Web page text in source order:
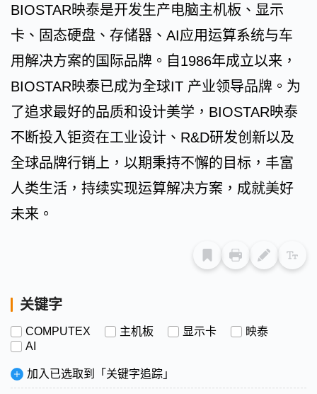
BIOSTAR映泰是开发生产电脑主机板、显示
卡、固态硬盘、存储器、AI应用运算系统与车
用解决方案的国际品牌。自1986年成立以来，
BIOSTAR映泰已成为全球IT 产业领导品牌。为
了追求最好的品质和设计美学，BIOSTAR映泰
不断投入钜资在工业设计、R&D研发创新以及
全球品牌行销上，以期秉持不懈的目标，丰富
人类生活，持续实现运算解决方案，成就美好
未来。
关键字
COMPUTEX 主机板 显示卡
映泰
AI
加入已选取到「关键字追踪」